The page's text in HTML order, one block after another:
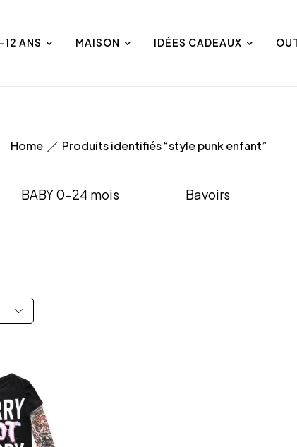
12 ANS MAISON IDÉES CADEAUX
Home Produits identifiés “style punk enfant”
BABY 0-24 mois Bavoirs